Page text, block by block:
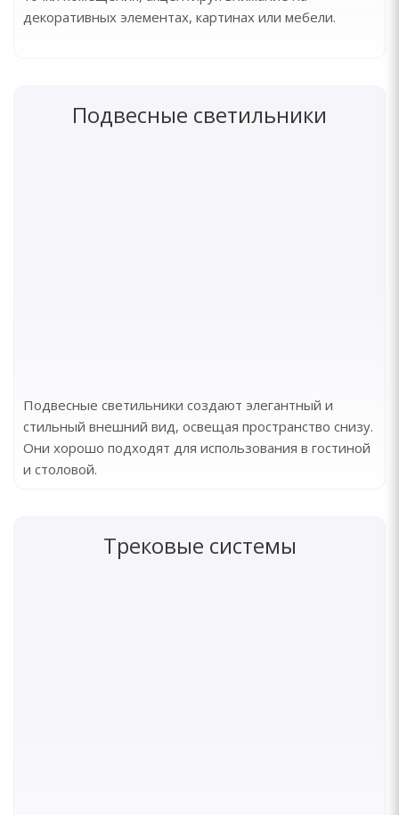
декоративных элементах, картинах или мебели.
Подвесные светильники
Подвесные светильники создают элегантный и
стильный внешний вид, освещая пространство снизу.
Они хорошо подходят для использования в гостиной
и столовой.
Трековые системы